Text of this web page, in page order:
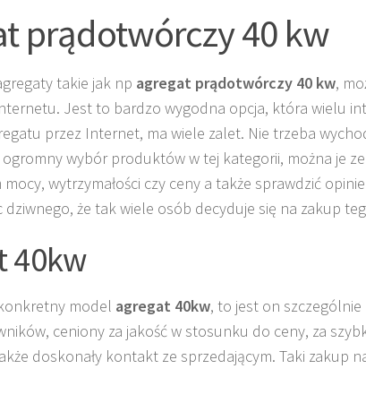
prądotwórczy 40 kw
takie jak np agregat prądotwórczy 40 kw,
Jest to bardzo wygodna opcja, która wielu
przez Internet, ma wiele zalet. Nie trzeba
wybór produktów w tej kategorii, można je
wytrzymałości czy ceny a także sprawdzić
dziwnego, że tak wiele osób decyduje się na zakup
40kw
model agregat 40kw, to jest on
ceniony za jakość w stosunku do ceny, za
doskonały kontakt ze sprzedającym. Taki zakup